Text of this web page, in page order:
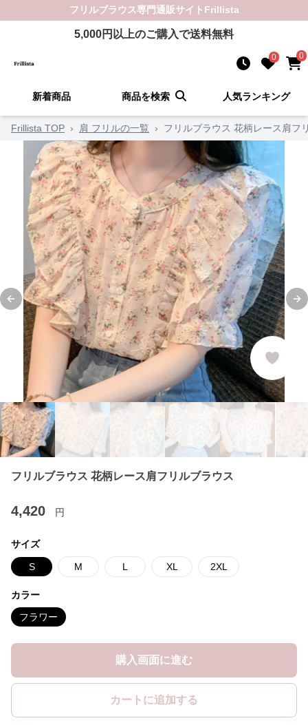
フリルブラウス専門通販サイト Frillista
5,000円以上のご購入で送料無料
0 0
新着商品 商品を検索 人気ランキング
Frillista TOP › 肩 フリルの一覧 › フリルブラウス 花柄レース肩フ
Previous slide
フリルブラウス 花柄レース肩フリルブラウス
4,420 円
サイズ
S M L XL 2XL
カラー
フラワー
購入画面に進む
カートに追加する